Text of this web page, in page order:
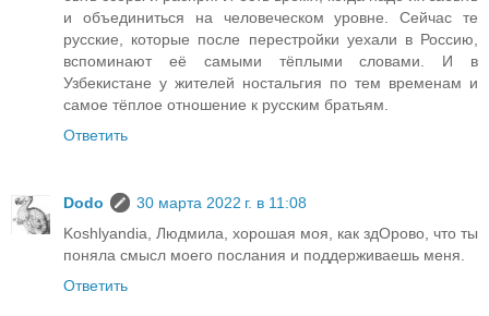
и объединиться на человеческом уровне. Сейчас те
русские, которые после перестройки уехали в Россию,
вспоминают её самыми тёплыми словами. И в
Узбекистане у жителей ностальгия по тем временам и
самое тёплое отношение к русским братьям.
Ответить
Dodo
30 марта 2022 г. в 11:08
Koshlyandia, Людмила, хорошая моя, как здОрово, что ты
поняла смысл моего послания и поддерживаешь меня.
Ответить